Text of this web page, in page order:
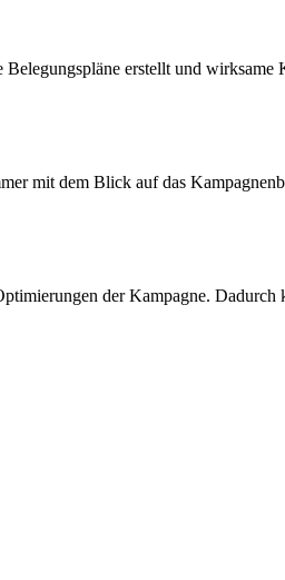
erstellt und
mit dem Blick auf das
der Kampagne.